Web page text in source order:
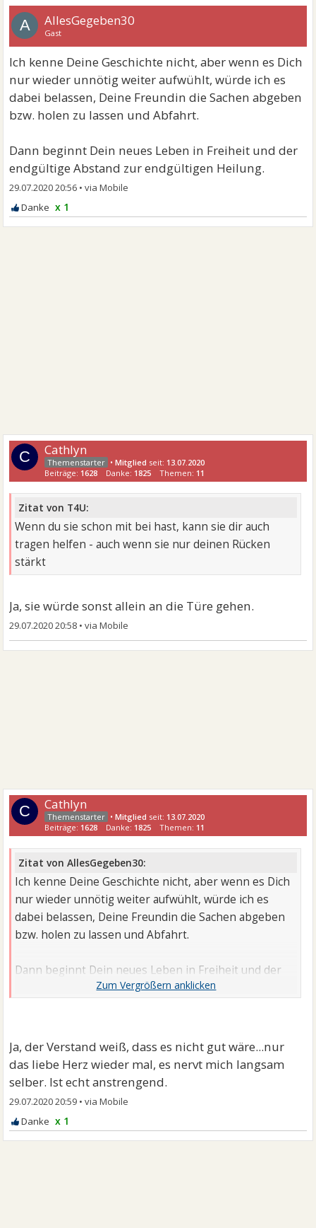
A AllesGegeben30
Gast
Ich kenne Deine Geschichte nicht, aber wenn es Dich
nur wieder unnötig weiter aufwühlt, würde ich es
dabei belassen, Deine Freundin die Sachen abgeben
bzw. holen zu lassen und Abfahrt.
Dann beginnt Dein neues Leben in Freiheit und der
endgültige Abstand zur endgültigen Heilung.
29.07.2020 20:56 •
x 1
C Cathlyn
•Mitglied seit: 13.07.2020
Beiträge: 1628 Danke: 1825 Themen: 11
Zitat von T4U:
Wenn du sie schon mit bei hast, kann sie dir auch
tragen helfen - auch wenn sie nur deinen Rücken
stärkt
Ja, sie würde sonst allein an die Türe gehen.
29.07.2020 20:58 •
C Cathlyn
•Mitglied seit: 13.07.2020
Beiträge: 1628 Danke: 1825 Themen: 11
Zitat von AllesGegeben30:
Ich kenne Deine Geschichte nicht, aber wenn es Dich
nur wieder unnötig weiter aufwühlt, würde ich es
dabei belassen, Deine Freundin die Sachen abgeben
bzw. holen zu lassen und Abfahrt.
Dann beginnt Dein neues Leben in Freiheit und der
endgültige Abstand zur endgültigen Heilung.
Ja, der Verstand weiß, dass es nicht gut wäre...nur
das liebe Herz wieder mal, es nervt mich langsam
selber. Ist echt anstrengend.
29.07.2020 20:59 •
x 1